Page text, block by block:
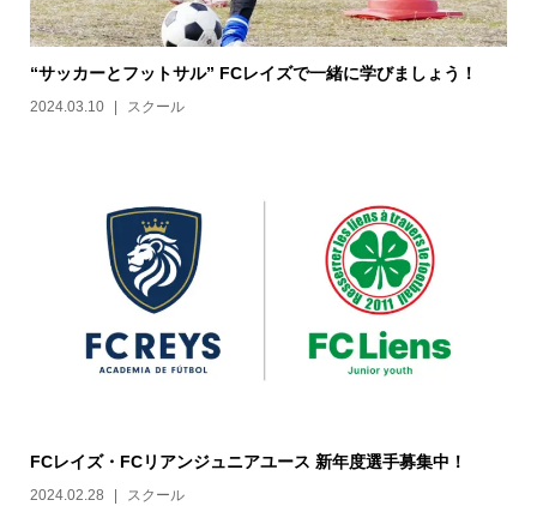
“サッカーとフットサル” FCレイズで一緒に学びましょう！
2024.03.10 スクール
FCレイズ・FCリアンジュニアユース 新年度選手募集中！
2024.02.28 スクール